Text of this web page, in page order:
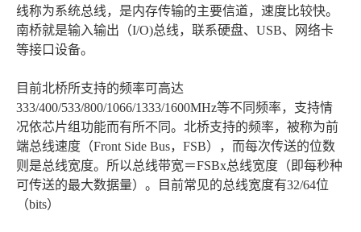
线称为系统总线，是内存传输的主要信道，速度比较快。
南桥就是输入输出（I/O)总线，联系硬盘、USB、网络卡
等接口设备。
目前北桥所支持的频率可高达
333/400/533/800/1066/1333/1600MHz等不同频率，支持情
况依芯片组功能而有所不同。北桥支持的频率，被称为前
端总线速度（Front Side Bus，FSB），而每次传送的位数
则是总线宽度。所以总线带宽＝FSBx总线宽度（即每秒种
可传送的最大数据量）。目前常见的总线宽度有32/64位
（bits）